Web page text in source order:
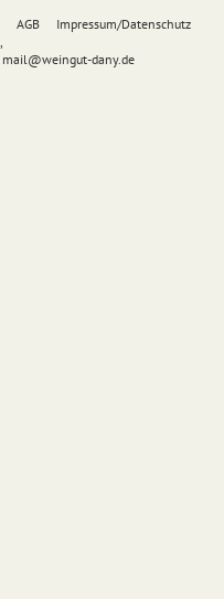
AGB Impressum/Datenschutz
mail@weingut-dany.de